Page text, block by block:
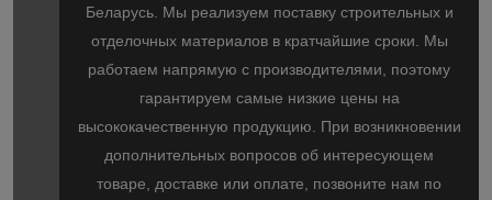
Беларусь. Мы реализуем поставку строительных и
отделочных материалов в кратчайшие сроки. Мы
работаем напрямую с производителями, поэтому
гарантируем самые низкие цены на
высококачественную продукцию. При возникновении
дополнительных вопросов об интересующем
товаре, доставке или оплате, позвоните нам по